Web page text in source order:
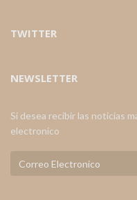
TWITTER
NEWSLETTER
Si desea recibir las noticias
electronico